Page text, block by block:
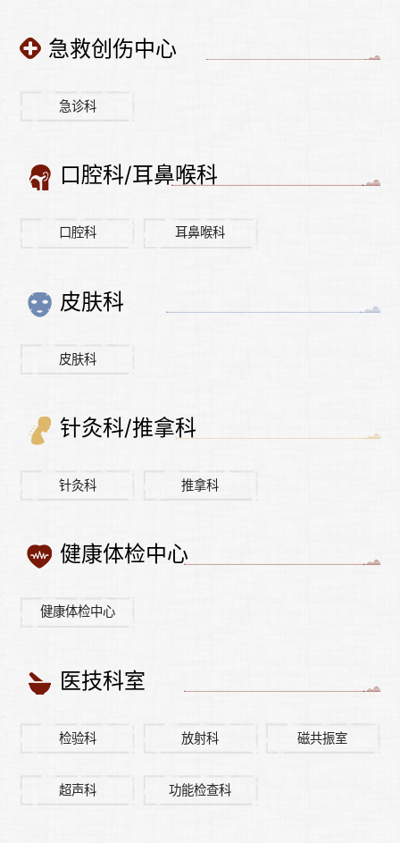
急救创伤中心
急诊科
口腔科/耳鼻喉科
口腔科 耳鼻喉科
皮肤科
皮肤科
针灸科/推拿科
针灸科 推拿科
健康体检中心
健康体检中心
医技科室
检验科 放射科 磁共振室
超声科 功能检查科